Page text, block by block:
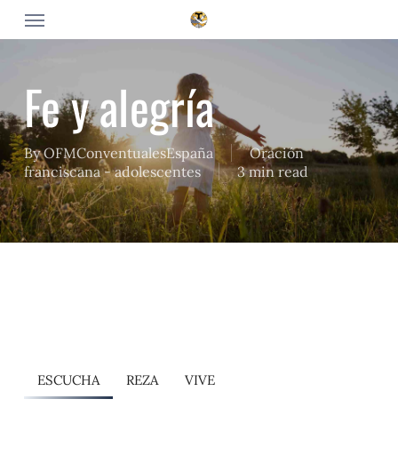
main
Menu
Fe y alegría
By OFMConventualesEspaña
Oración
franciscana - adolescentes
3 min read
ESCUCHA REZA VIVE